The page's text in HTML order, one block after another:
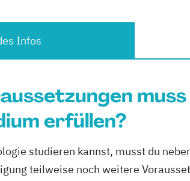
Infos
erfüllen?
studieren kannst, musst du
teilweise noch weitere